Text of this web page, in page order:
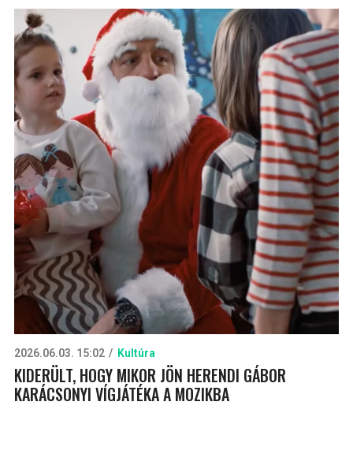
2026.06.03. 15:02 Kultúra
KIDERÜLT, HOGY MIKOR JÖN HERENDI GÁBOR
KARÁCSONYI VÍGJÁTÉKA A MOZIKBA